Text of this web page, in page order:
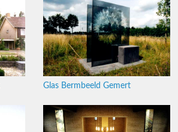
Glas Bermbeeld Gemert